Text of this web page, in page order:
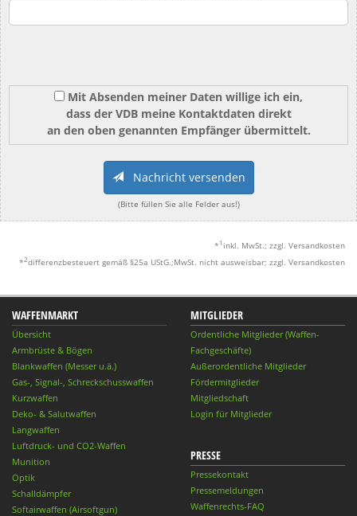
Mit Absenden meiner Daten willige ich ein,
dass der VDB meine Kontaktdaten direkt
an den oben genannten Empfänger übermittelt.
Nachricht versenden
(Bitte füllen Sie alle Felder aus!)
* 1 inkl. MwSt.; zzgl. Versandkosten
*2differenzbesteuert gemäß §25a UStG.;MwSt. nicht ausweisbar; zzgl. Versandkosten
WAFFENMARKT
Übersicht
Armbrüste & Bögen
Blankwaffen (Messer u.ä.)
Gas-, Signal-, Schreckschusswaffen
Kurzwaffen
Deko- & Salutwaffen
Langwaffen
Luftdruck- und CO2-Waffen
Munition
Optik
Schalldämpfer
Softairwaffen (Airsoftgun)
MITGLIEDER
Ordentliche Mitglieder (Waffen-
Fachgeschäfte)
Außerordentliche Mitglieder
Fördermitglieder
Mitgliedschaft
Login für Mitglieder
PRESSE
Pressekontakt
Pressemeldungen
Waffenrechts-FAQ